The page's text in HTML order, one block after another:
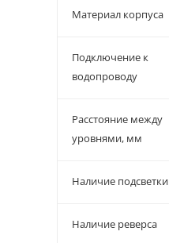
Материал корпуса
Подключение к
водопроводу
Расстояние между
уровнями, мм
Наличие подсветки
Наличие реверса